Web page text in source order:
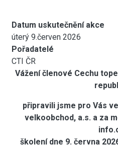
Datum uskutečnění akce
úterý 9.červen 2026
Pořadatelé
CTI ČR
Vážení členové Cechu
připravili jsme pro Vás
velkoobchod, a.s. a za
školení dne 9. června